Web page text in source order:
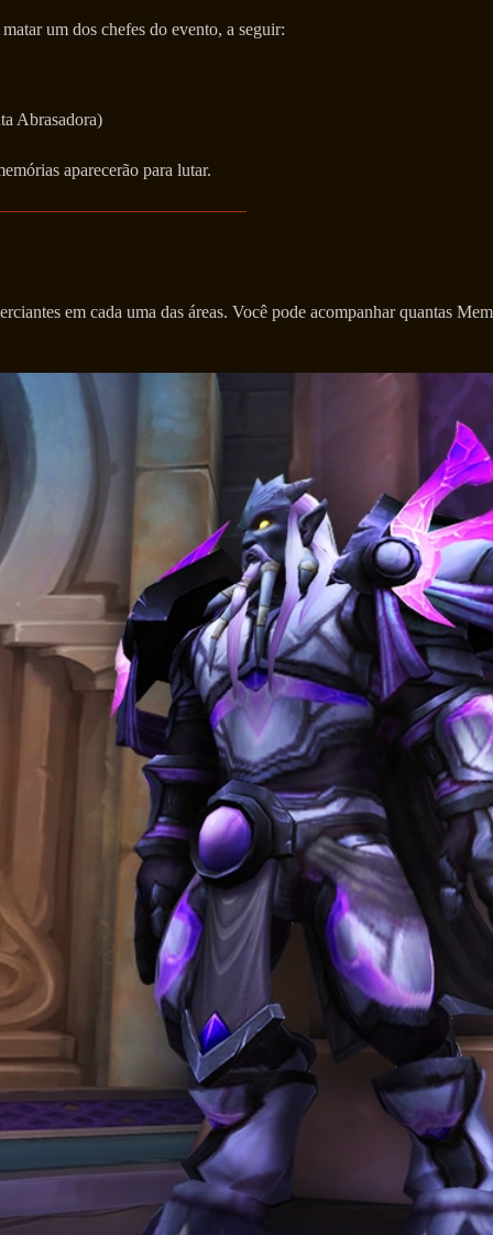
um dos chefes do evento, a seguir:
Abrasadora)
aparecerão para lutar.
em cada uma das áreas. Você pode acompanhar quantas